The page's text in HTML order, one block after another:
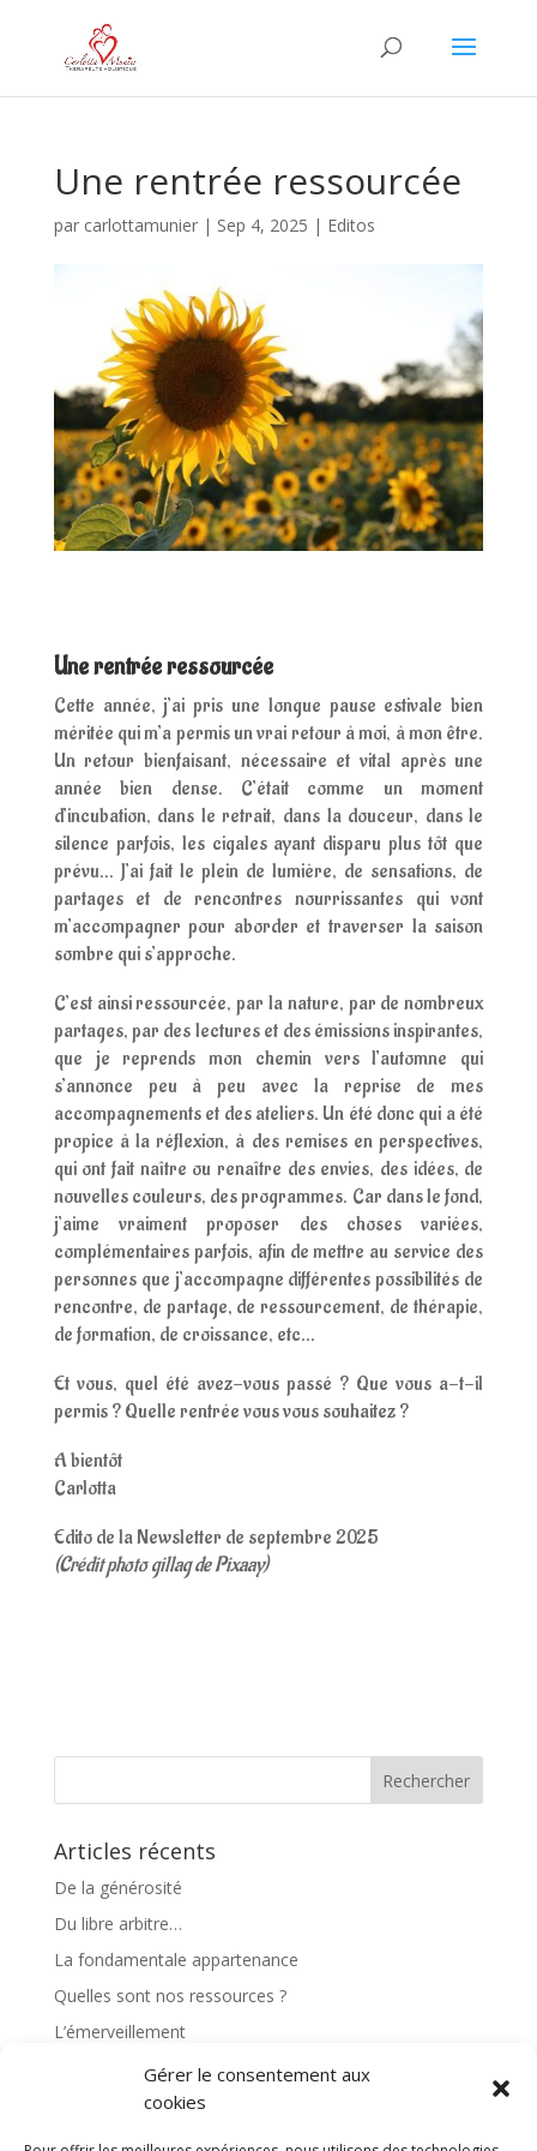
Gérer le consentement aux
cookies
Une rentrée ressourcée
par carlottamunier| Sep 4, 2025 | Editos
Une rentrée ressourcée
Cette année, j’ai pris une longue pause estivale bien
méritée qui m’a permis un vrai retour à moi, à mon être.
Un retour bienfaisant, nécessaire et vital après une
année bien dense. C’était comme un moment
d’incubation, dans le retrait, dans la douceur, dans le
silence parfois, les cigales ayant disparu plus tôt que
prévu… J’ai fait le plein de lumière, de sensations, de
partages et de rencontres nourrissantes qui vont
m’accompagner pour aborder et traverser la saison
sombre qui s’approche.
C’est ainsi ressourcée, par la nature, par de nombreux
partages, par des lectures et des émissions inspirantes,
que je reprends mon chemin vers l’automne qui
s’annonce peu à peu avec la reprise de mes
accompagnements et des ateliers. Un été donc qui a été
propice à la réflexion, à des remises en perspectives,
qui ont fait naître ou renaître des envies, des idées, de
nouvelles couleurs, des programmes. Car dans le fond,
j’aime vraiment proposer des choses variées,
complémentaires parfois, afin de mettre au service des
personnes que j’accompagne différentes possibilités de
rencontre, de partage, de ressourcement, de thérapie,
de formation, de croissance, etc…
Et vous, quel été avez-vous passé ? Que vous a-t-il
permis ? Quelle rentrée vous vous souhaitez ?
A bientôt
Carlotta
Edito de la Newsletter de septembre 2025
(Crédit photo gillag de Pixaay)
Articles récents
De la générosité
Du libre arbitre…
La fondamentale appartenance
Quelles sont nos ressources ?
L’émerveillement
Commentaires récents